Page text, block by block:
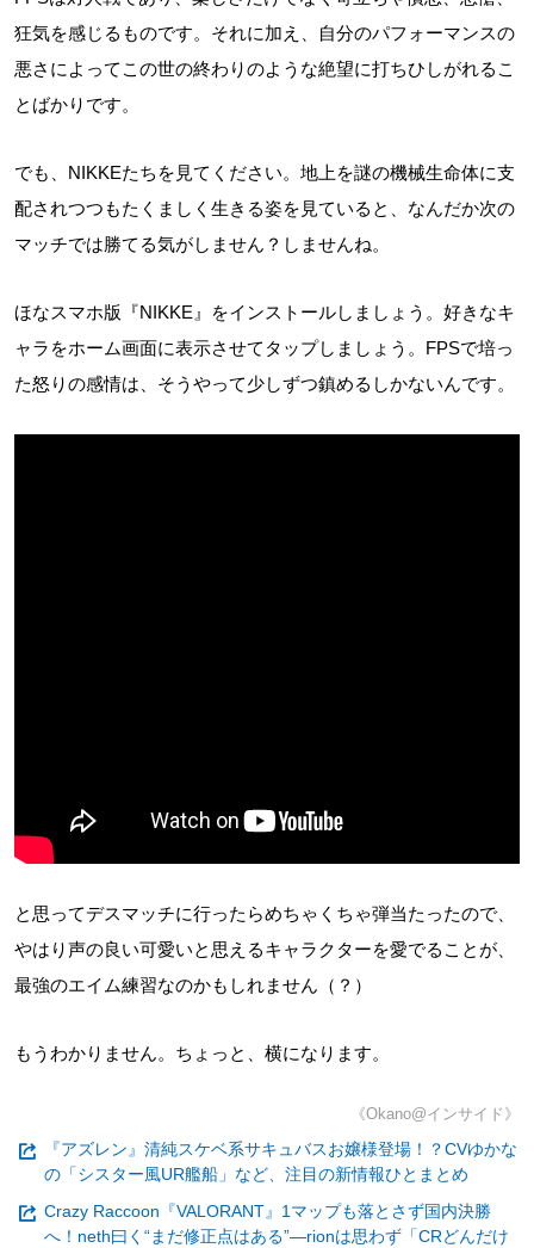
狂気を感じるものです。それに加え、自分のパフォーマンスの
悪さによってこの世の終わりのような絶望に打ちひしがれるこ
とばかりです。
でも、NIKKEたちを見てください。地上を謎の機械生命体に支
配されつつもたくましく生きる姿を見ていると、なんだか次の
マッチでは勝てる気がしません？しませんね。
ほなスマホ版『NIKKE』をインストールしましょう。好きなキ
ャラをホーム画面に表示させてタップしましょう。FPSで培っ
た怒りの感情は、そうやって少しずつ鎮めるしかないんです。
と思ってデスマッチに行ったらめちゃくちゃ弾当たったので、
やはり声の良い可愛いと思えるキャラクターを愛でることが、
最強のエイム練習なのかもしれません（？）
もうわかりません。ちょっと、横になります。
《Okano@インサイド》
『アズレン』清純スケベ系サキュバスお嬢様登場！？CVゆかな
の「シスター風UR艦船」など、注目の新情報ひとまとめ
Crazy Raccoon『VALORANT』1マップも落とさず国内決勝
へ！neth曰く“まだ修正点はある”―rionは思わず「CRどんだけ